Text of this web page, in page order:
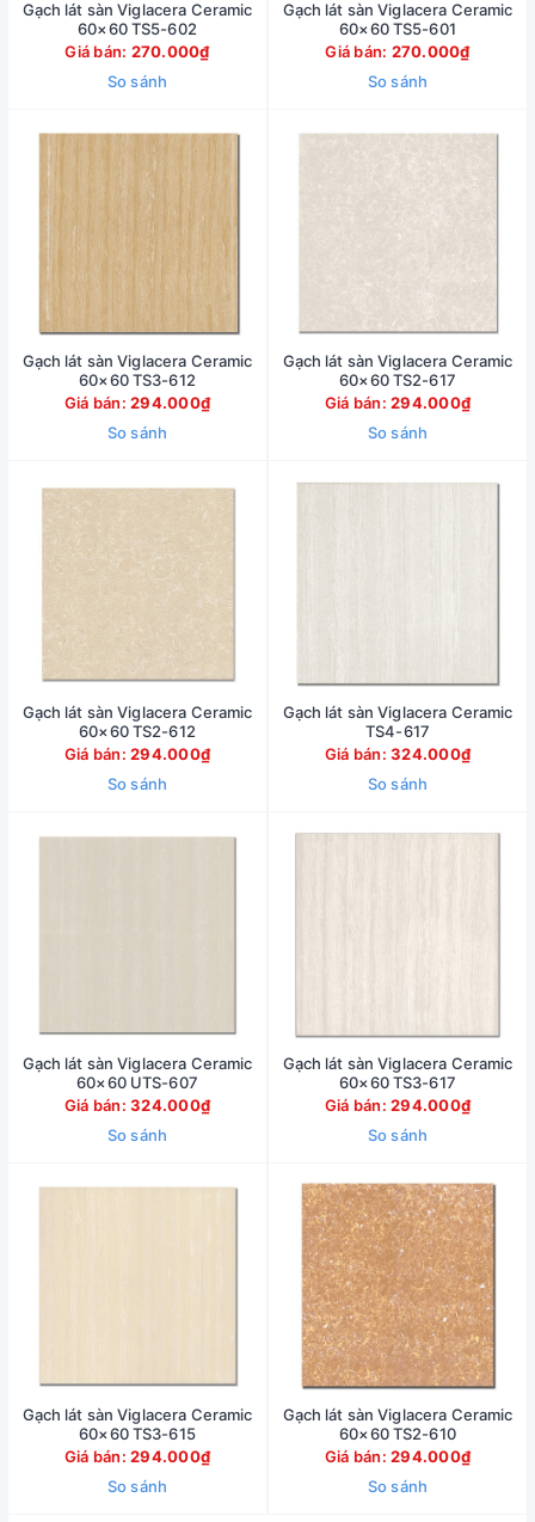
Gạch lát sàn Viglacera Ceramic
60×60 TS5-602
Giá bán: 270.000₫
So sánh
Gạch lát sàn Viglacera Ceramic
60×60 TS5-601
Giá bán: 270.000₫
So sánh
Gạch lát sàn Viglacera Ceramic
60×60 TS3-612
Giá bán:294.000₫
So sánh
Gạch lát sàn Viglacera Ceramic
60×60 TS2-617
Giá bán:294.000₫
So sánh
Gạch lát sàn Viglacera Ceramic
60×60 TS2-612
Giá bán:294.000₫
So sánh
Gạch lát sàn Viglacera Ceramic
TS4-617
Giá bán:324.000₫
So sánh
Gạch lát sàn Viglacera Ceramic
60×60 UTS-607
Giá bán:324.000₫
So sánh
Gạch lát sàn Viglacera Ceramic
60×60 TS3-617
Giá bán:294.000₫
So sánh
Gạch lát sàn Viglacera Ceramic
60×60 TS3-615
Giá bán:294.000₫
So sánh
Gạch lát sàn Viglacera Ceramic
60×60 TS2-610
Giá bán:294.000₫
So sánh